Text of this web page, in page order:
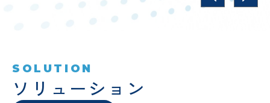
SOLUTION
ソリューション